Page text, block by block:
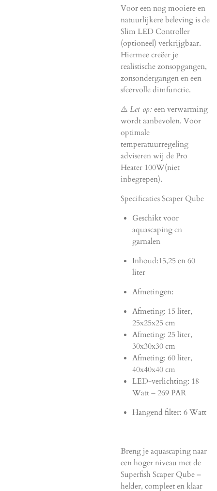
Voor een nog mooiere en
natuurlijkere beleving is de
Slim LED Controller
(optioneel) verkrijgbaar.
Hiermee creëer je
realistische zonsopgangen,
zonsondergangen en een
sfeervolle dimfunctie.
⚠️ Let op: een verwarming
wordt aanbevolen. Voor
optimale
temperatuurregeling
adviseren wij de Pro
Heater 100W(niet
inbegrepen).
Specificaties Scaper Qube
Geschikt voor
aquascaping en
garnalen
Inhoud:15,25 en 60
liter
Afmetingen:
Afmeting: 15 liter,
25x25x25 cm
Afmeting: 25 liter,
30x30x30 cm
Afmeting: 60 liter,
40x40x40 cm
LED-verlichting: 18
Watt – 269 PAR
Hangend filter: 6 Watt
Breng je aquascaping naar
een hoger niveau met de
Superfish Scaper Qube –
helder, compleet en klaar